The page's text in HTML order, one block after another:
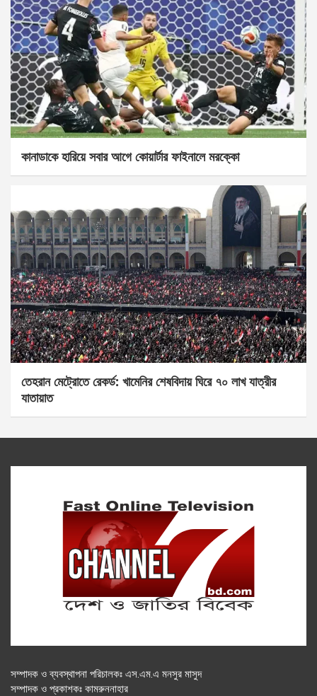
কানাডাকে হারিয়ে সবার আগে কোয়ার্টার ফাইনালে মরক্কো
তেহরান মেট্রোতে রেকর্ড: খামেনির শেষবিদায় ঘিরে ৭০ লাখ যাত্রীর
যাতায়াত
সম্পাদক ও ব্যবস্থাপনা পরিচালকঃ এস.এম.এ মনসুর মাসুদ
সম্পাদক ও প্রকাশকঃ কামরুননাহার